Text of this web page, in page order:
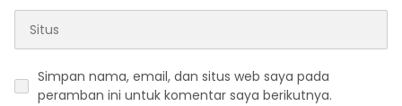
Simpan nama, email, dan situs web saya pada
peramban ini untuk komentar saya berikutnya.